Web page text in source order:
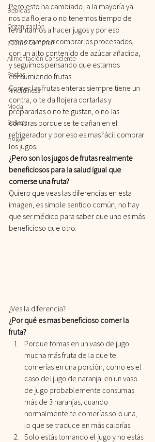
Bebidas
Organización
¿Cómo Comprar?
Alimentación Consciente
Pastas
Mindfulness
Moda
Belleza
Hogar
Pero esto ha cambiado, a la mayoría ya
nos da flojera o no tenemos tiempo de
levantarnos a hacer jugos y por eso
empezamos a comprarlos procesados,
con un alto contenido de azúcar añadida,
y seguimos pensando que estamos
consumiendo frutas.
Comer las frutas enteras siempre tiene un
contra, o te da flojera cortarlas y
prepararlas o no te gustan, o no las
compras porque se te dañan en el
refrigerador y por eso es mas fácil comprar
los jugos.
¿Pero son los jugos de frutas realmente
beneficiosos para la salud igual que
comerse una fruta?
Quiero que veas las diferencias en esta
imagen, es simple sentido común, no hay
que ser médico para saber que uno es más
beneficioso que otro:
¿Ves la diferencia?
¿Por qué es mas beneficioso comer la
fruta?
Porque tomas en un vaso de jugo
mucha más fruta de la que te
comerías en una porción, como es el
caso del jugo de naranja: en un vaso
de jugo probablemente consumas
más de 3 naranjas, cuando
normalmente te comerías solo una,
lo que se traduce en más calorías.
Solo estás tomando el jugo y no estás